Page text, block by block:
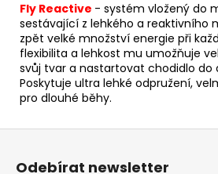
Fly Reactive - systém vložený do
sestávající z lehkého a reaktivního
zpět velké množství energie při
flexibilita a lehkost mu umožňuje
svůj tvar a nastartovat chodidlo do
Poskytuje ultra lehké odpružení,
pro dlouhé běhy.
Z
Odebírat newsletter